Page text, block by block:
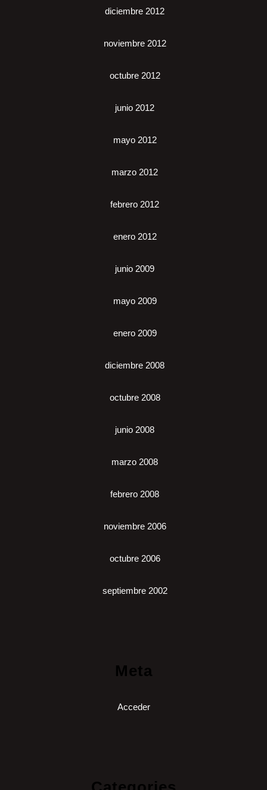
diciembre 2012
noviembre 2012
octubre 2012
junio 2012
mayo 2012
marzo 2012
febrero 2012
enero 2012
junio 2009
mayo 2009
enero 2009
diciembre 2008
octubre 2008
junio 2008
marzo 2008
febrero 2008
noviembre 2006
octubre 2006
septiembre 2002
Meta
Acceder